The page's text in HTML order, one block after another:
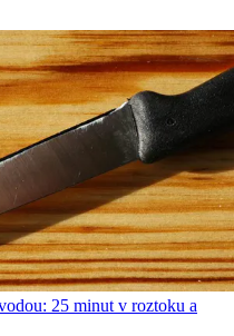
25 minut v roztoku a